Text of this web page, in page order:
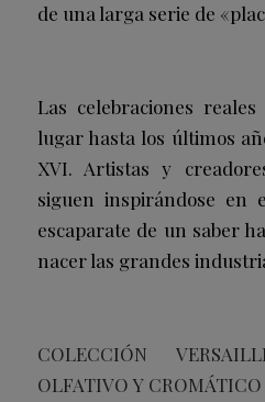
de una larga serie de
Las celebraciones
lugar hasta los últimos
XVI. Artistas y
siguen inspirándose en
escaparate de un saber
nacer las grandes
COLECCIÓN
OLFATIVO Y